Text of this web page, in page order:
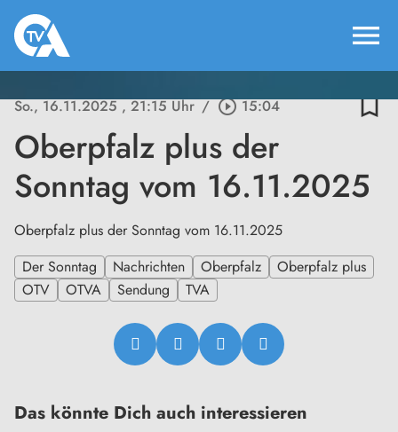
menu
So., 16.11.2025, 21:15 Uhr / play_circle_outline15:04 bookmark_border
Oberpfalz plus der
Sonntag vom 16.11.2025
Oberpfalz plus der Sonntag vom 16.11.2025
Der Sonntag
Nachrichten Oberpfalz
Oberpfalz plus
OTV
OTVA Sendung TVA
Das könnte Dich auch interessieren